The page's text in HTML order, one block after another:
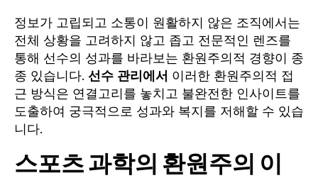
정보가 고립되고 소통이 원활하지 않은 조직에서는
전체 상황을 고려하지 않고 좁고 전문적인 렌즈를
통해 선수의 성과를 바라보는 환원주의적 경향이 종
종 있습니다. 선수 관리에서 이러한 환원주의적 접
근 방식은 연결고리를 놓치고 불완전한 인사이트를
도출하여 궁극적으로 성과와 복지를 저해할 수 있습
니다.
스포츠 과학의 환원주의 이